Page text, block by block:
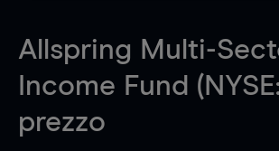
Allspring Multi-
Income Fund
prezzo